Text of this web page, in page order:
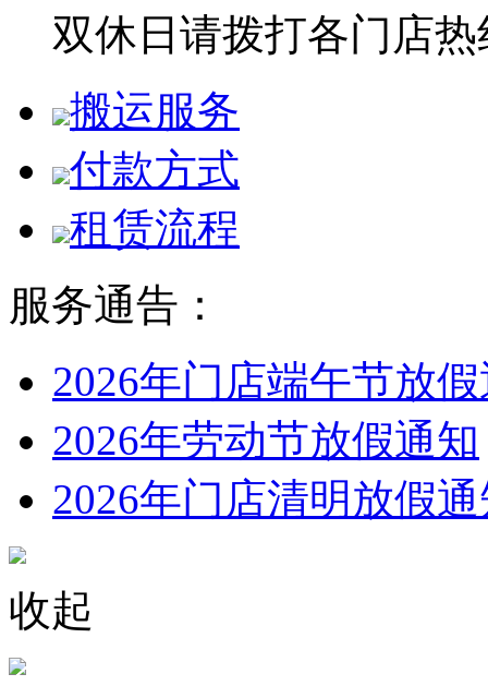
双休日请拨打各门店
搬运服务
付款方式
租赁流程
服务通告：
2026年门店端午节放
2026年劳动节放假通知
2026年门店清明放假
收起